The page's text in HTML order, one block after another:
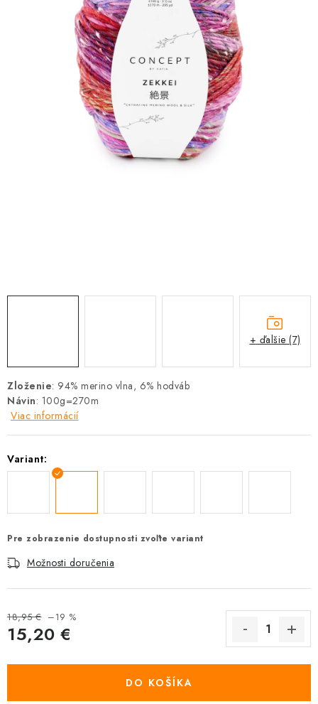
Zloženie: 94% merino vlna, 6% hodváb
Návin: 100g=270m
Viac informácií
Variant:
Pre zobrazenie dostupnosti zvoľte variant
Možnosti doručenia
18,95 € –19 %
15,20 €
DO KOŠÍKA
+ ďalšie (7)